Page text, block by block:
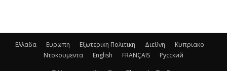
Ελλαδα Ευρωπη Εξωτερικη Πολιτικη Διεθνη
Κυπριακο
Ντοκουμεντα
English FRANÇAIS Русский